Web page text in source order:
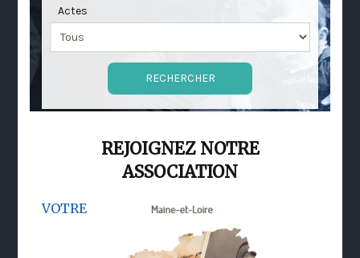
Actes
REJOIGNEZ NOTRE
ASSOCIATION
VOTRE